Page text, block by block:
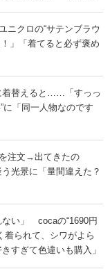
ニクロの“サテンブラウ
」「着てると必ず褒め
着替えると……「すっっ
「同一人物なのです
注文→出てきたの
光景に「量間違えた？
ない」 cocaの“1690円
られて、シワがよら
すぎて色違いも購入」